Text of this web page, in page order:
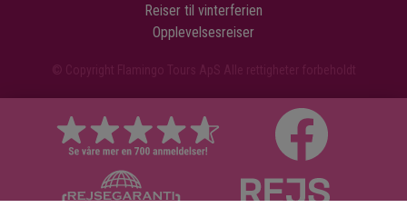
Reiser til vinterferien
Opplevelsesreiser